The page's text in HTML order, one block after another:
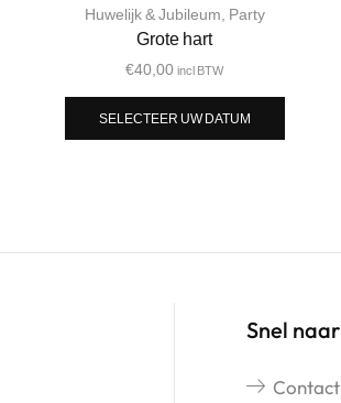
Huwelijk & Jubileum Party
Grote hart
€40,00 incl BTW
SELECTEER UW DATUM
Snel naar
Contact